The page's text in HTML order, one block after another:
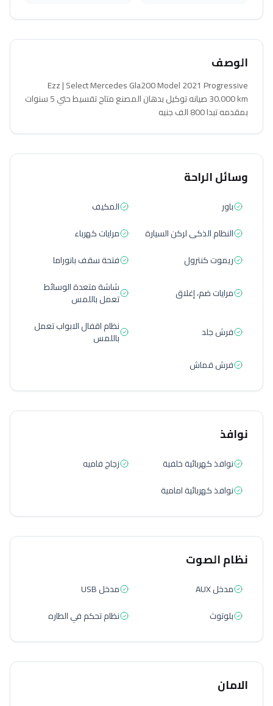
الوصف
Ezz | Select Mercedes Gla200 Model 2021 Progressive
30.000 km صيانه توكيل بدهان المصنع متاح تقسيط حتي 5 سنوات
بمقدمه تبدا 800 الف جنيه
وسائل الراحة
باور
المكيف
النظام الذكى لركن السيارة
مرايات كهرباء
ريموت كنترول
فتحة سقف بانوراما
مرايات ضم، إغلاق شاشة متعدة الوسائط
تعمل باللمس
فرش جلد نظام اقفال الابواب تعمل
باللمس
فرش قماش
نوافذ
نوافذ كهربائية خلفية
زجاج فاميه
نوافذ كهربائية امامية
نظام الصوت
مدخل AUX
مدخل USB
بلوتوث
نظام تحكم في الطاره
الامان